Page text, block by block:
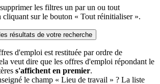
les filtres un par un ou tout
cliquant sur le bouton « Tout réinitialiser ».
résultats de votre recherche
d'emploi est restituée par ordre de
veut dire que les offres d'emploi répondant le
s'affichent en premier.
le champ « Lieu de travail » ? La liste